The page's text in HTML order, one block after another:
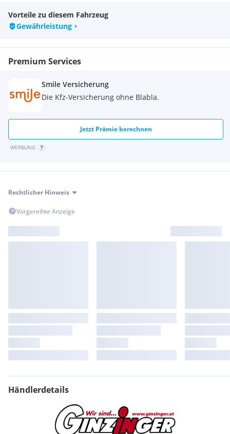
Inzahlungnahme gebrauchter Motorräder, Roller und auch
Mopeds;
Angebot gültig vorbehaltlich Irrtümer und zwischenzeitlichen
Mail: oder
Vorteile zu diesem Fahrzeug
Gewährleistung
Premium Services
Smile Versicherung
Die Kfz-Versicherung ohne Blabla.
Jetzt Prämie berechnen
WERBUNG
Rechtlicher Hinweis
Vorgereihte Anzeige
Händlerdetails